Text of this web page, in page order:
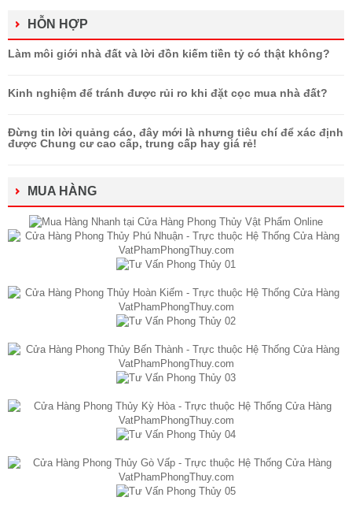
HỖN HỢP
Làm môi giới nhà đất và lời đồn kiếm tiền tỷ có thật không?
Kinh nghiệm để tránh được rủi ro khi đặt cọc mua nhà đất?
Đừng tin lời quảng cáo, đây mới là nhưng tiêu chí để xác định
được Chung cư cao cấp, trung cấp hay giá rẻ!
MUA HÀNG